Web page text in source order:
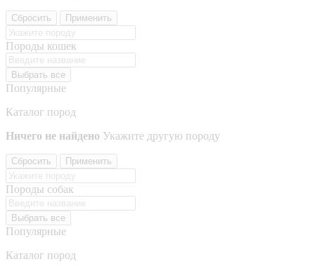
Сбросить Применить
Породы кошек
Выбрать все
Популярные
Каталог пород
Ничего не найдено Укажите другую породу
Сбросить Применить
Породы собак
Выбрать все
Популярные
Каталог пород